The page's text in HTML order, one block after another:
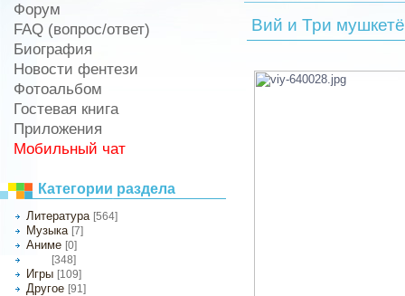
Форум
FAQ (вопрос/ответ)
Биография
Новости фентези
Фотоальбом
Гостевая книга
Приложения
Мобильный чат
Категории раздела
Литература [564]
Музыка [7]
Аниме [0]
[348]
Игры [109]
Другое [91]
Вий и Три